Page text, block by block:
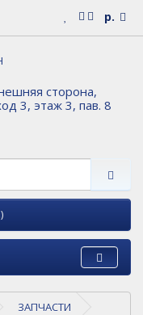
р.
сторона,
3, этаж 3, пав. 8
ЗАПЧАСТИ